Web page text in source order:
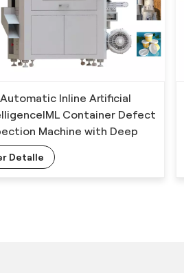
Automatic Inline Artificial
Container Defect
Machine with Deep
Algorithm
Detalle